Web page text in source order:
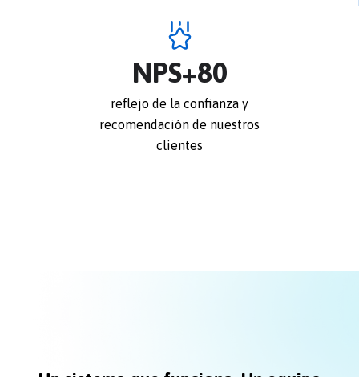
NPS+80
reflejo de la confianza y
recomendación de nuestros
clientes